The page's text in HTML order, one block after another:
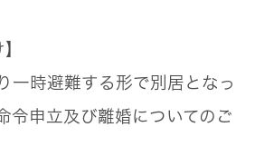
一時避難する形で別居となっ
令申立及び離婚についてのご